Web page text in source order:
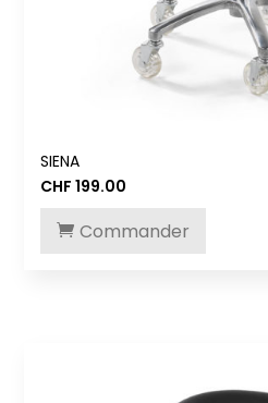
SIENA
CHF 199.00
Commander